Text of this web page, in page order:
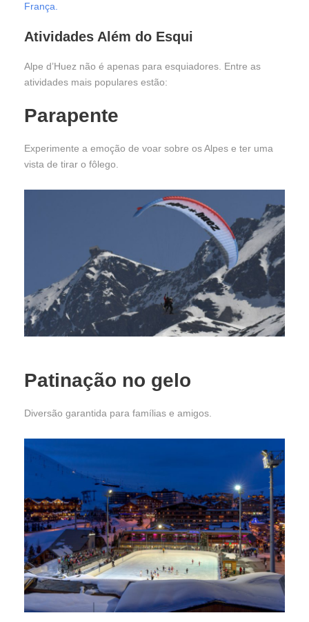
França.
Atividades Além do Esqui
Alpe d’Huez não é apenas para esquiadores. Entre as
atividades mais populares estão:
Parapente
Experimente a emoção de voar sobre os Alpes e ter uma
vista de tirar o fôlego.
Patinação no gelo
Diversão garantida para famílias e amigos.